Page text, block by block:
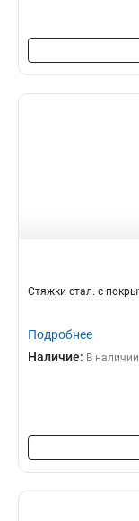
Стяжки стал. с
Подробнее
Наличие: В наличии